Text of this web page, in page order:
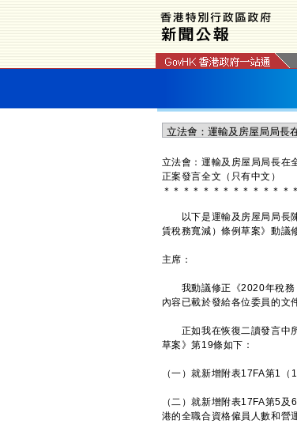
立法會：運輸及房屋局局長在
正案發言全文（只有中文）
＊ ＊ ＊ ＊ ＊ ＊ ＊ ＊ ＊ ＊ ＊ ＊ ＊ ＊
以下是運輸及房屋局局長陳
賃稅務寬減）條例草案》動議
主席：
我動議修正《2020年稅務
內容已載於發給各位委員的文
正如我在恢復二讀發言中所
草案》第19條如下：
（一）就新增附表17FA第1
（二）就新增附表17FA第5
港的全職合資格僱員人數和營